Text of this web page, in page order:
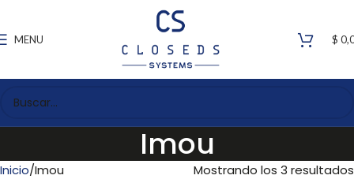
MENU $
Imou
Inicio Imou Mostrando los 3 resultados